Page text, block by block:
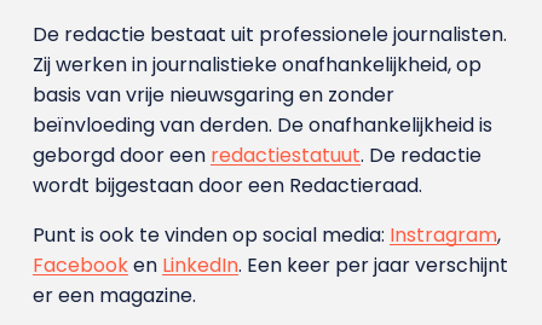
De redactie bestaat uit professionele journalisten.
Zij werken in journalistieke onafhankelijkheid, op
basis van vrije nieuwsgaring en zonder
beïnvloeding van derden. De onafhankelijkheid is
geborgd door een redactiestatuut. De redactie
wordt bijgestaan door een Redactieraad.
Punt is ook te vinden op social media: Instragram,
Facebooken LinkedIn. Een keer per jaar verschijnt
er een magazine.